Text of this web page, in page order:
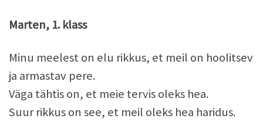
Marten, 1. klass
Minu meelest on elu rikkus, et meil on hoolitsev
ja armastav pere.
Väga tähtis on, et meie tervis oleks hea.
Suur rikkus on see, et meil oleks hea haridus.